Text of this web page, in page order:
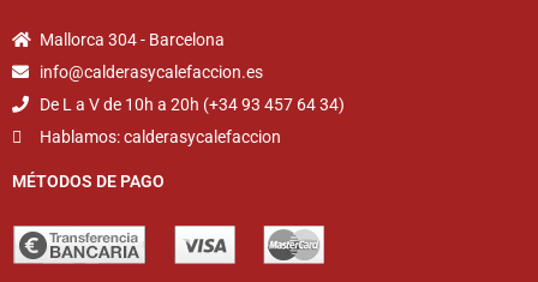
Mallorca 304 - Barcelona
info@calderasycalefaccion.es
De L a V de 10h a 20h (+34 93 457 64 34)
Hablamos: calderasycalefaccion
MÉTODOS DE PAGO